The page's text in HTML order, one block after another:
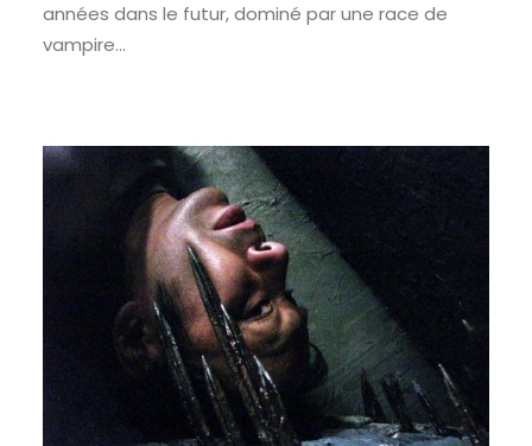
années dans le futur, dominé par une race de
vampire…